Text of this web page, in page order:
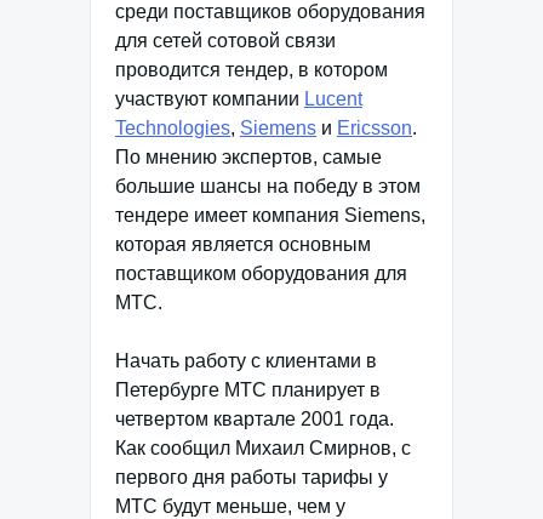
среди поставщиков оборудования
для сетей сотовой связи
проводится тендер, в котором
участвуют компании Lucent
Technologies, Siemens и Ericsson.
По мнению экспертов, самые
большие шансы на победу в этом
тендере имеет компания Siemens,
которая является основным
поставщиком оборудования для
МТС.
Начать работу с клиентами в
Петербурге МТС планирует в
четвертом квартале 2001 года.
Как сообщил Михаил Смирнов, с
первого дня работы тарифы у
МТС будут меньше, чем у